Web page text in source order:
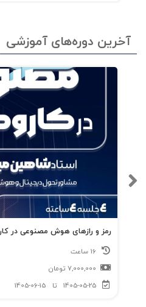
آخرین دوره‌های آموزشی
رمز و رازهای هوش مصنوعی در
7,000,000 تومان
1405-05-25
تا 1405-06-15